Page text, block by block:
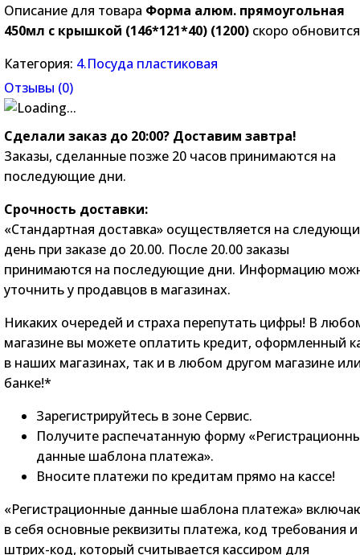
Описание для товара Форма алюм. прямоугольная
450мл с крышкой (146*121*40) (1200) скоро обновится
Категория: 4.Посуда пластиковая
Отзывы (0)
Сделали заказ до 20:00? Доставим завтра!
Заказы, сделанные позже 20 часов принимаются на
последующие дни.
Срочность доставки:
«Стандартная доставка» осуществляется на
день при заказе до 20.00. После 20.00 заказы
принимаются на последующие дни. Информацию
уточнить у продавцов в магазинах.
Никаких очередей и страха перепутать цифры! В
магазине вы можете оплатить кредит, оформленный
в наших магазинах, так и в любом другом магазине
банке!*
Зарегистрируйтесь в зоне Сервис.
Получите распечатанную форму
данные шаблона платежа».
Вносите платежи по кредитам прямо на кассе!
«Регистрационные данные шаблона платежа»
в себя основные реквизиты платежа, код требования и
штрих-код, который считывается кассиром для